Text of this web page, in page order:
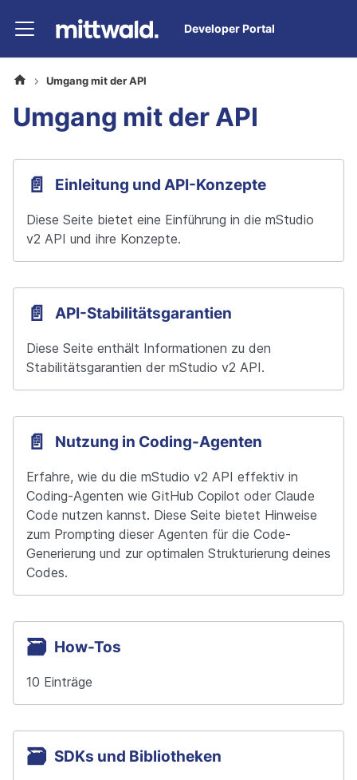
Developer Portal
Umgang mit der API
Umgang mit der API
📄️ Einleitung und API-Konzepte
Diese Seite bietet eine Einführung in die mStudio
📄️ API-Stabilitätsgarantien
Diese Seite enthält Informationen zu den
📄️ Nutzung in Coding-Agenten
Erfahre, wie du die mStudio v2 API effektiv in
Coding-Agenten wie GitHub Copilot oder Claude
Code nutzen kannst. Diese Seite bietet Hinweise
zum Prompting dieser Agenten für die Code-
Generierung und zur optimalen Strukturierung deines
🗃 How-Tos
10 Einträge
🗃 SDKs und Bibliotheken